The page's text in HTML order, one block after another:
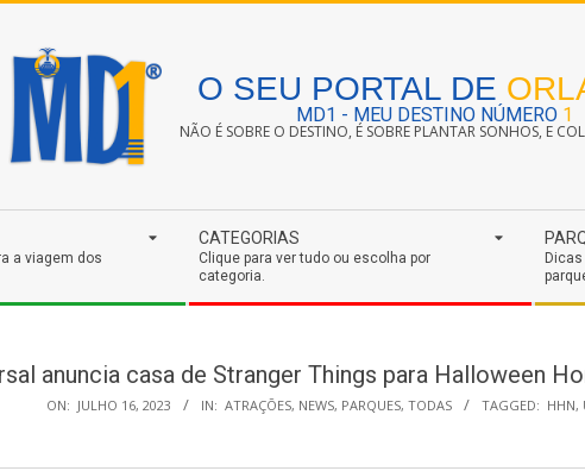
O SEU PORTAL DE
MD1 - MEU DESTINO NÚMERO 1
NÃO É SOBRE O DESTINO, É SOBRE PLANTAR SONHOS, E
a viagem dos
CATEGORIAS
Clique para ver tudo ou escolha por
categoria.
anuncia casa de Stranger Things para Halloween
ON: JULHO 16, 2023 IN: ATRAÇÕES, NEWS, PARQUES, TODAS TAGGED: HHN,